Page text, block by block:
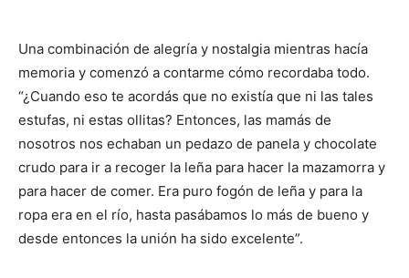
Una combinación de alegría y nostalgia mientras hacía
memoria y comenzó a contarme cómo recordaba todo.
“¿Cuando eso te acordás que no existía que ni las tales
estufas, ni estas ollitas? Entonces, las mamás de
nosotros nos echaban un pedazo de panela y chocolate
crudo para ir a recoger la leña para hacer la mazamorra y
para hacer de comer. Era puro fogón de leña y para la
ropa era en el río, hasta pasábamos lo más de bueno y
desde entonces la unión ha sido excelente”.